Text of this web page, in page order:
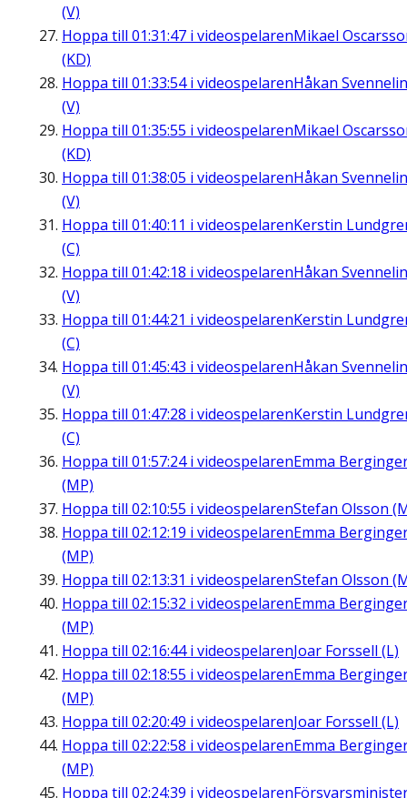
(V)
Hoppa till 01:31:47 i videospelarenMikael
(KD)
Hoppa till 01:33:54i videospelarenHåkan
(V)
Hoppa till 01:35:55 i videospelarenMikael
(KD)
Hoppa till 01:38:05 i videospelarenHåkan
(V)
Hoppa till 01:40:11 i videospelarenKerstin
(C)
Hoppa till 01:42:18 i videospelarenHåkan
(V)
Hoppa till 01:44:21 i videospelarenKerstin
(C)
Hoppa till 01:45:43 i videospelarenHåkan
(V)
Hoppa till 01:47:28 i videospelarenKerstin
(C)
Hoppa till 01:57:24i videospelarenEmma
(MP)
Hoppa till 02:10:55 i videospelarenStefan Olsson
Hoppa till 02:12:19 i videospelarenEmma
(MP)
Hoppa till 02:13:31 i videospelarenStefan Olsson
Hoppa till 02:15:32 i videospelarenEmma
(MP)
Hoppa till 02:16:44i videospelarenJoar Forssell (L)
Hoppa till 02:18:55 i videospelarenEmma
(MP)
Hoppa till 02:20:49 i videospelarenJoar Forssell (L)
Hoppa till 02:22:58 i videospelarenEmma
(MP)
Hoppa till 02:24:39 i videospelaren